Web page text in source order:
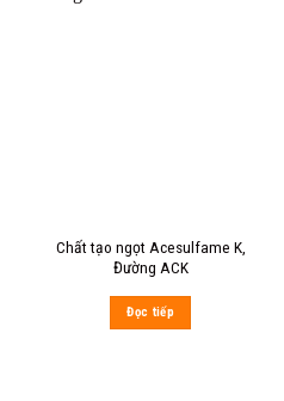
Chất tạo ngọt Acesulfame K,
Đường ACK
Đọc tiếp